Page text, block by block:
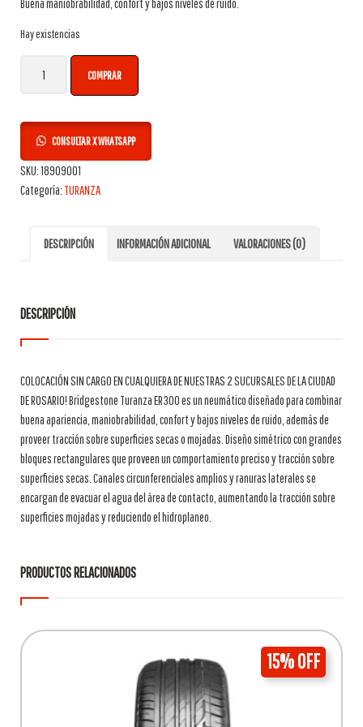
Hay existencias
Neumático Bridgestone 225/45R17 94W TURANZA ER300 cantidad
COMPRAR
CONSULTAR X WHATSAPP
SKU:18909001
Categoría: TURANZA
DESCRIPCIÓN INFORMACIÓN ADICIONAL VALORACIONES (0)
DESCRIPCIÓN
COLOCACIÓN SIN CARGO EN CUALQUIERA DE NUESTRAS 2 SUCURSALES DE LA CIUDAD
DE ROSARIO! Bridgestone Turanza ER300 es un neumático diseñado para combinar
buena apariencia, maniobrabilidad, confort y bajos niveles de ruido, además de
proveer tracción sobre superficies secas o mojadas. Diseño simétrico con grandes
bloques rectangulares que proveen un comportamiento preciso y tracción sobre
superficies secas. Canales circunferenciales amplios y ranuras laterales se
encargan de evacuar el agua del área de contacto, aumentando la tracción sobre
superficies mojadas y reduciendo el hidroplaneo.
PRODUCTOS RELACIONADOS
15% OFF